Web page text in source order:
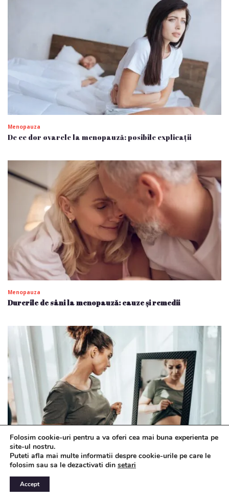
Menopauza
De ce dor ovarele la menopauză: posibile explicații
Menopauza
Durerile de sâni la menopauză: cauze și remedii
Menopauza
Balonarea: de ce apare mai des la menopauză și ce poți
face pentru a o remedia
Folosim cookie-uri pentru a va oferi cea mai buna experienta pe
site-ul nostru.
Puteti afla mai multe informatii despre cookie-urile pe care le
folosim sau sa le dezactivati din setari
Accept